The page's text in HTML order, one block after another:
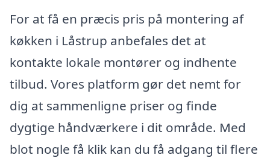
For at få en præcis pris på montering af
køkken i Låstrup anbefales det at
kontakte lokale montører og indhente
tilbud. Vores platform gør det nemt for
dig at sammenligne priser og finde
dygtige håndværkere i dit område. Med
blot nogle få klik kan du få adgang til flere